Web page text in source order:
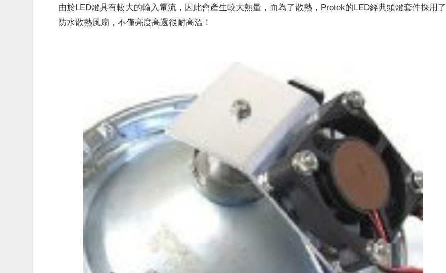
由於LED燈具有較大的輸入電流，因此會產生較大熱量，而為了散熱，Protek的LED經典頭燈套件採用了
防水散熱風扇，不僅亮度高還很耐高溫！